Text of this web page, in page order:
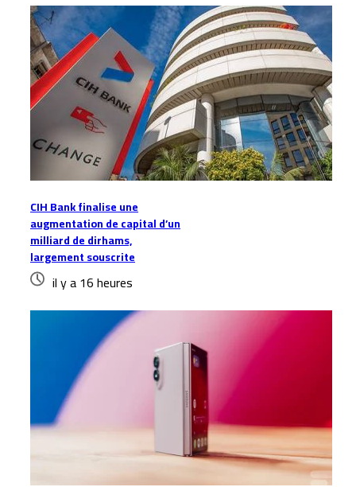
CIH Bank finalise une
augmentation de capital d’un
milliard de dirhams,
largement souscrite
il y a 16 heures